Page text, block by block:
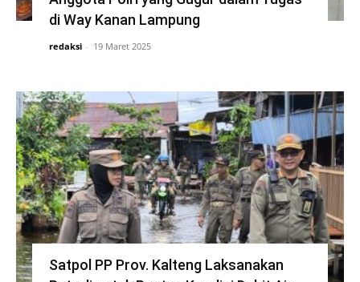
di Way Kanan Lampung
redaksi - 19 Maret 2025
Satpol PP Prov. Kalteng Laksanakan